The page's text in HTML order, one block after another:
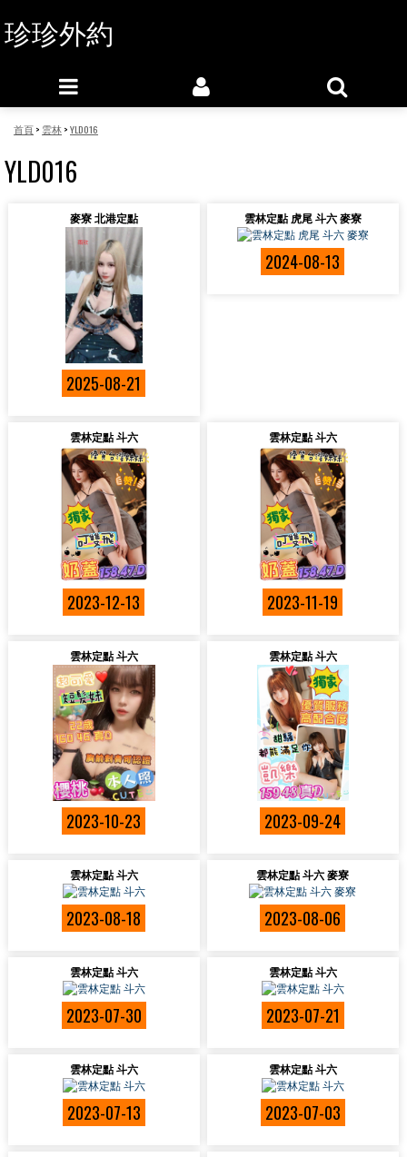
珍珍外約
首頁> 雲林>YLD016
YLD016
麥寮 北港定點
2025-08-21
雲林定點 虎尾 斗六 麥寮
2024-08-13
雲林定點 斗六
2023-12-13
雲林定點 斗六
2023-11-19
雲林定點 斗六
2023-10-23
雲林定點 斗六
2023-09-24
雲林定點 斗六
2023-08-18
雲林定點 斗六 麥寮
2023-08-06
雲林定點 斗六
2023-07-30
雲林定點 斗六
2023-07-21
雲林定點 斗六
2023-07-13
雲林定點 斗六
2023-07-03